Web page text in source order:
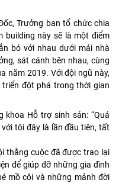
Trưởng ban tổ chức chia
building này sẽ là một điểm
bó với nhau dưới mái nhà
sát cánh bên nhau, cùng
năm 2019. Với đội ngũ này,
đột phá trong thời gian
khoa Hỗ trợ sinh sản: “Quá
tôi đây là lần đầu tiên, tất
thắng cuộc đã được trao lại
để giúp đỡ những gia đình
mồ côi và những mảnh đời